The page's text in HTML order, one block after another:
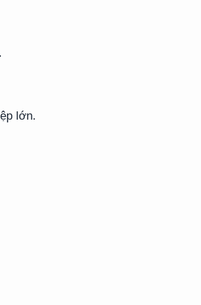
lớn.